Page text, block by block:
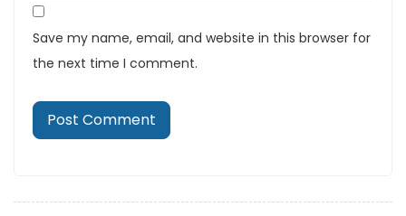
Save my name, email, and website in this browser for
the next time I comment.